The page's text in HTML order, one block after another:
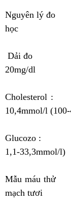
học
20mg/dl
10,4mmol/l
1,1-33,3mmol/l)
Mẫu
mạch tươi